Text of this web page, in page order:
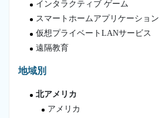
インタラクティブ ゲーム
スマートホームアプリケーション
仮想プライベートLANサービス
遠隔教育
地域別
北アメリカ
アメリカ